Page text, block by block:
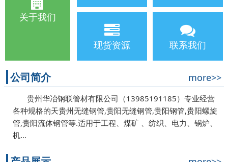
关于我们
现货资源 联系我们
公司简介 more>>
贵州华冶钢联管材有限公司（13985191185）专业经营
各种规格的天贵州无缝钢管,贵阳无缝钢管,贵阳钢管,贵阳螺旋
管,贵阳流体钢管等.适用于工程、煤矿 、纺织、电力、锅炉、
机…